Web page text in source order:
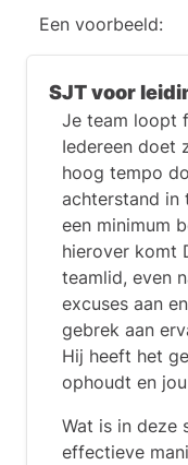
Een voorbeeld:
SJT voor
Je team loopt
Iedereen doet
hoog tempo
achterstand in
een minimum
hierover komt
teamlid, even
excuses aan
gebrek aan
Hij heeft het
ophoudt en
Wat is in deze
effectieve